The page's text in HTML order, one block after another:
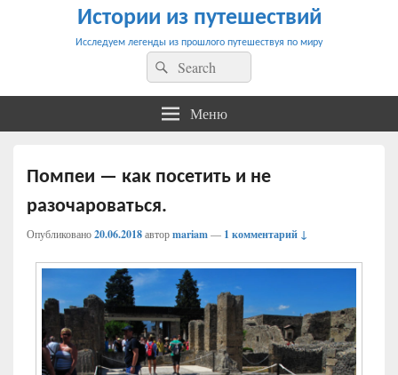
Истории из путешествий
Исследуем легенды из прошлого путешествуя по миру
Найти:Поиск
Меню
Помпеи — как посетить и не
разочароваться.
Опубликовано20.06.2018авторmariam— 1 комментарий ↓